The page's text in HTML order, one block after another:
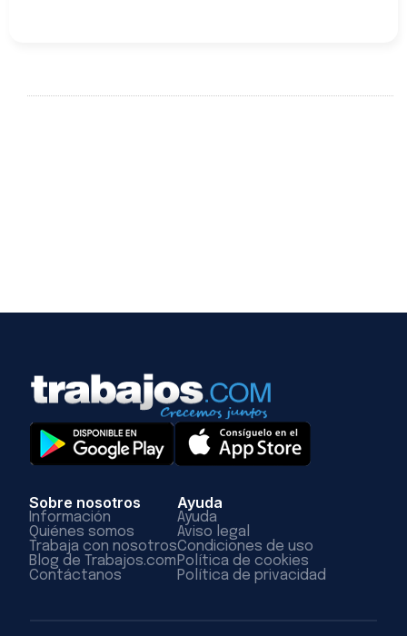
Sobre nosotros
Información
Quiénes somos
Trabaja con nosotros
Blog de Trabajos.com
Contáctanos
Ayuda
Ayuda
Aviso legal
Condiciones de uso
Política de cookies
Política de privacidad